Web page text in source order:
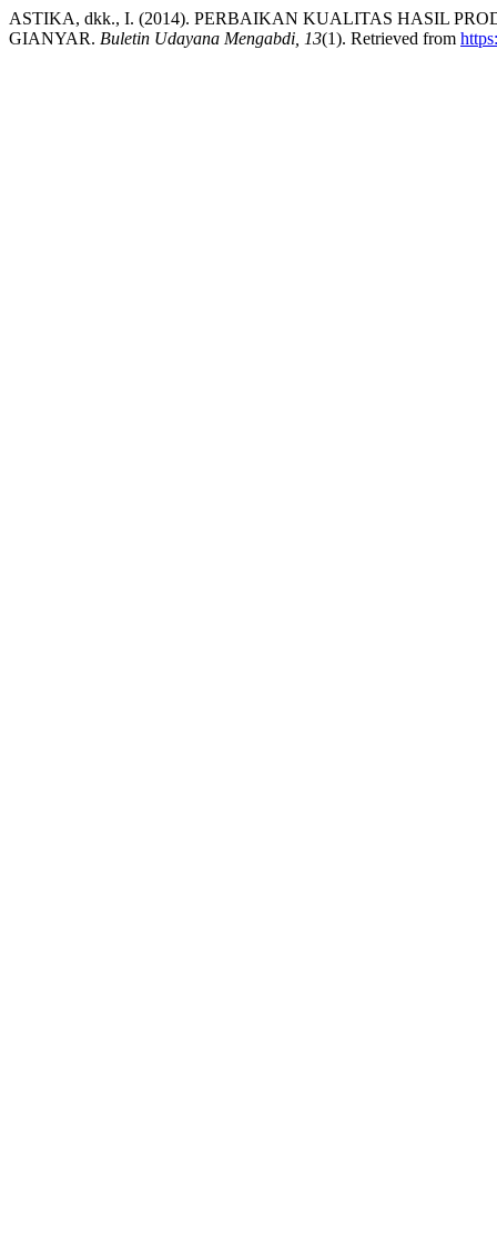
ASTIKA, dkk., I. (2014). PERBAIKAN KUALITAS HASIL
GIANYAR. Buletin Udayana Mengabdi, 13(1). Retrieved from